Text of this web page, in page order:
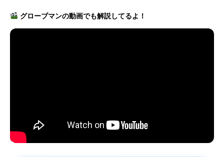
グローブマンの動画でも解説してるよ！